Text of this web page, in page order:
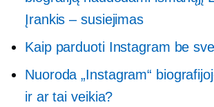
Įrankis – susiejimas
Kaip parduoti Instagram be
Nuoroda „Instagram“
ir ar tai veikia?